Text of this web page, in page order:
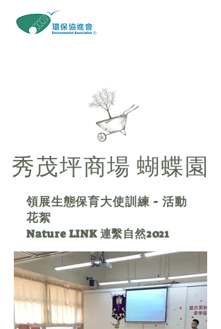
秀茂坪商場 蝴蝶園
領展生態保育大使訓練 - 活動
花絮
Nature LINK 連繫自然2021